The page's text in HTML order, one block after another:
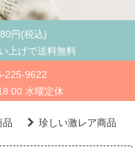
円(税込)
上げで送料無料
225-9622
水曜定休
品 珍しい激レア商品